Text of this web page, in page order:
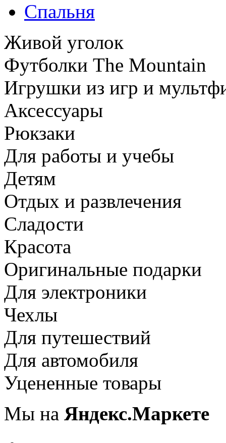
Спальня
Живой уголок
Футболки The Mountain
Игрушки из игр и
Аксессуары
Рюкзаки
Для работы и учебы
Детям
Отдых и развлечения
Сладости
Красота
Оригинальные подарки
Для электроники
Чехлы
Для путешествий
Для автомобиля
Уцененные товары
Мы на Яндекс.Маркете